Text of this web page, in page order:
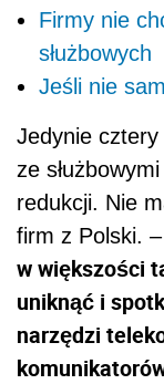
Firmy nie
służbowych
Jeśli nie
Jedynie
ze
redukcji. Nie
firm z Polski. –
w większości
uniknąć i
narzędzi